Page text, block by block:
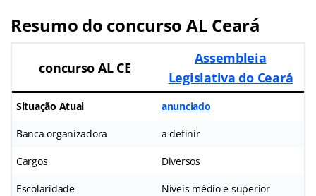
Resumo do concurso AL Ceará
concurso AL CE
Assembleia
Legislativa do Ceará
Situação Atual anunciado
Banca organizadora a definir
Cargos Diversos
Escolaridade Níveis médio e superior